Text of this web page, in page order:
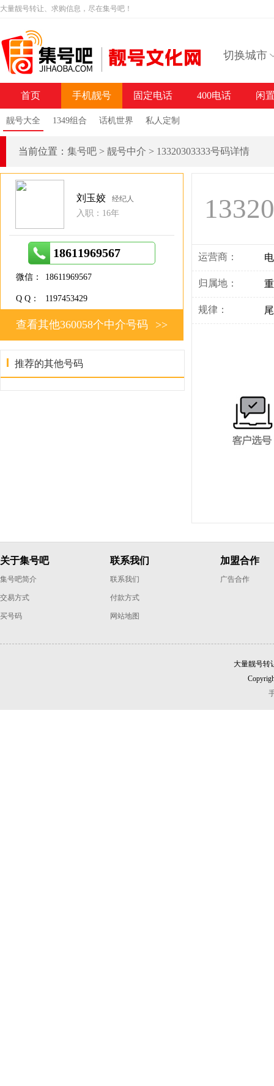
大量靓号转让、求购信息，尽在集号吧！
切换城市
首页 手机靓号
靓号大全 1349组合 话机世界 私人定制
固定电话 400电话 闲
当前位置： 集号吧 > 靓号中介 > 13320303333号码详情
运营商：
归属地：
规律：
刘玉姣 经纪人
入职：16年
18611969567
微信： 18611969567
Q Q： 1197453429
>>
查看其他360058个中介号码
推荐的其他号码
关于集号吧
集号吧简介
交易方式
买号码
联系我们
联系我们
付款方式
网站地图
加盟合作
广告合作
大量靓号转